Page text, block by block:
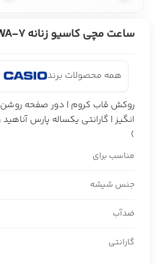
ساعت مچی کاسیو زنانه LA680WA-7
همه محصولات برند
روکش قاب کروم | دور صفحه روشن
انگیز | گارانتی یکساله پارس
)
مناسب برای
جنس شیشه
ضدآب
گارانتی